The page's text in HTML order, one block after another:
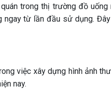
trong thị trường đồ
từ lần đầu sử dụng.
việc xây dựng hình ảnh
nay.